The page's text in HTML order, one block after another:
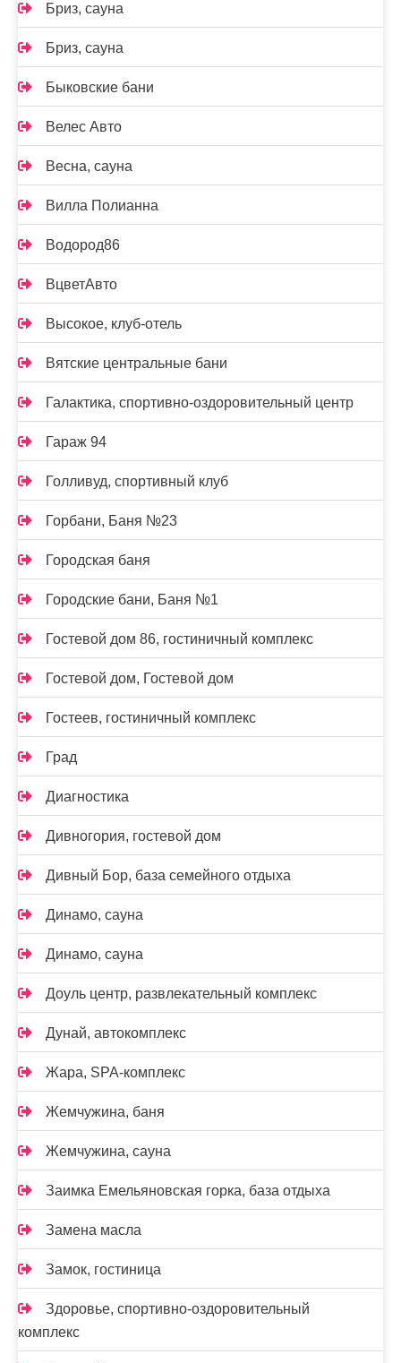
Бриз, сауна
Бриз, сауна
Быковские бани
Велес Авто
Весна, сауна
Вилла Полианна
Водород86
ВцветАвто
Высокое, клуб-отель
Вятские центральные бани
Галактика, спортивно-оздоровительный центр
Гараж 94
Голливуд, спортивный клуб
Горбани, Баня №23
Городская баня
Городские бани, Баня №1
Гостевой дом 86, гостиничный комплекс
Гостевой дом, Гостевой дом
Гостеев, гостиничный комплекс
Град
Диагностика
Дивногория, гостевой дом
Дивный Бор, база семейного отдыха
Динамо, сауна
Динамо, сауна
Доуль центр, развлекательный комплекс
Дунай, автокомплекс
Жара, SPA-комплекс
Жемчужина, баня
Жемчужина, сауна
Заимка Емельяновская горка, база отдыха
Замена масла
Замок, гостиница
Здоровье, спортивно-оздоровительный
комплекс